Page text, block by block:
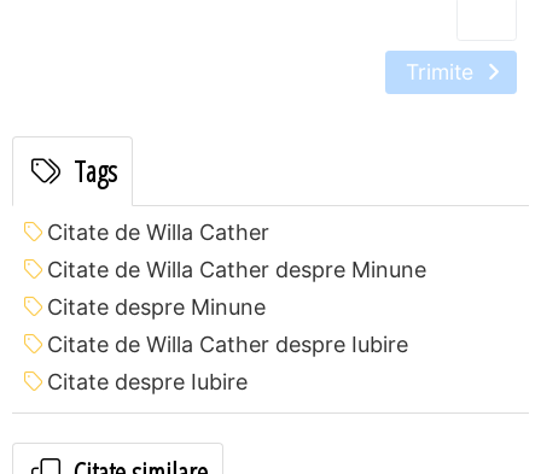
Trimite
Tags
Citate de Willa Cather
Citate de Willa Cather despre Minune
Citate despre Minune
Citate de Willa Cather despre Iubire
Citate despre Iubire